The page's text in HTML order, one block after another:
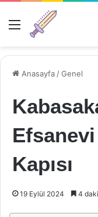
Menü
Anasayfa /Genel
Kapısı
19 Eylül 2024 4